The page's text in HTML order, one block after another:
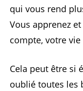
qui vous rend
Vous apprenez
compte, votre
Cela peut être si
oublié toutes les